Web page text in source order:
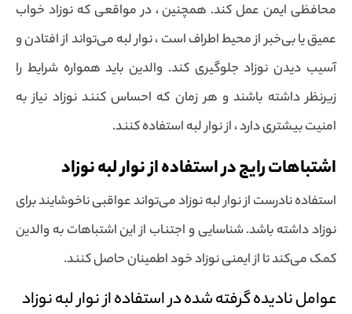
محافظی ایمن عمل کند. همچنین ، در مواقعی که نوزاد خواب
عمیق یا بی‌خبر از محیط اطراف است ، نوار لبه می‌تواند از افتادن و
آسیب دیدن نوزاد جلوگیری کند. والدین باید همواره شرایط را
زیرنظر داشته باشند و هر زمان که احساس کنند نوزاد نیاز به
امنیت بیشتری دارد ، از نوار لبه استفاده کنند.
اشتباهات رایج در استفاده از نوار لبه نوزاد
استفاده نادرست از نوار لبه نوزاد می‌تواند عواقبی ناخوشایند برای
نوزاد داشته باشد. شناسایی و اجتناب از این اشتباهات به والدین
کمک می‌کند تا از ایمنی نوزاد خود اطمینان حاصل کنند.
عوامل نادیده گرفته شده در استفاده از نوار لبه نوزاد